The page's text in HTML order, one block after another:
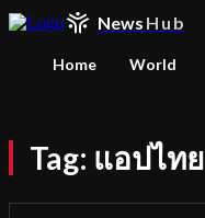
News Hub
Home World
Tag: แอปไทย